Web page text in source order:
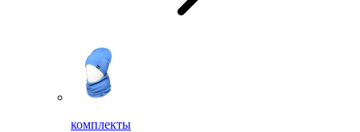
комплекты